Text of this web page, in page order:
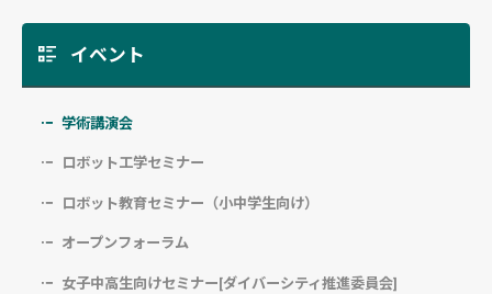
イベント
学術講演会
ロボット工学セミナー
ロボット教育セミナー（小中学生向け）
オープンフォーラム
女子中高生向けセミナー[ダイバーシティ推進委員会]